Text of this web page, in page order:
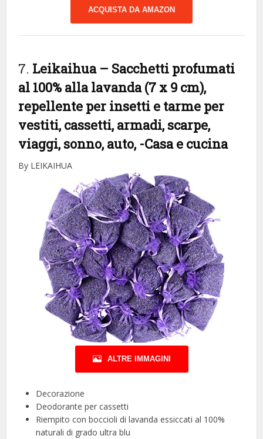
ACQUISTA DA AMAZON
7. Leikaihua – Sacchetti profumati
al 100% alla lavanda (7 x 9 cm),
repellente per insetti e tarme per
vestiti, cassetti, armadi, scarpe,
viaggi, sonno, auto, -Casa e cucina
By LEIKAIHUA
ALTRE IMMAGINI
Decorazione
Deodorante per cassetti
Riempito con boccioli di lavanda essiccati al 100%
naturali di grado ultra blu